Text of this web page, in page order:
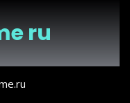
ru